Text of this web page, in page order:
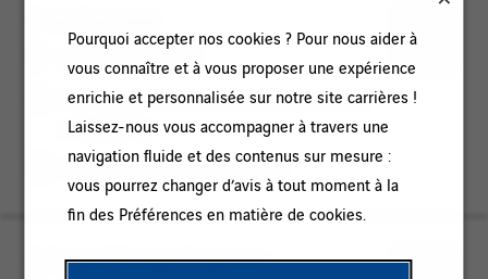
Pourquoi accepter nos cookies ? Pour nous aider à
vous connaître et à vous proposer une expérience
enrichie et personnalisée sur notre site carrières !
Laissez-nous vous accompagner à travers une
navigation fluide et des contenus sur mesure :
vous pourrez changer d’avis à tout moment à la
fin des Préférences en matière de cookies.
Glasgow, Scotland
Scotland
FINANCES / COMPTABILITE / GESTION
/ FISCALITE
COMPTABILITE
GESTION
FISCALITE
Contrat à durée indéterminée
Principal Design Engineer –
Glasgow,
INGENIERIE